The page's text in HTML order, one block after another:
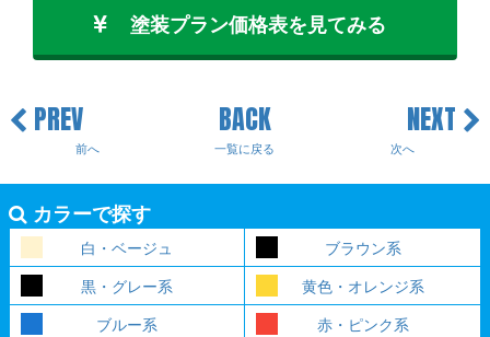
塗装プラン価格表を見てみる
PREV
前へ
BACK
一覧に戻る
NEXT
次へ
カラーで探す
白・ベージュ
ブラウン系
黒・グレー系
黄色・オレンジ系
ブルー系
赤・ピンク系